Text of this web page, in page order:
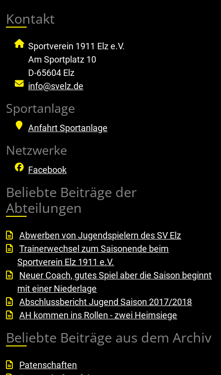
Kontakt
Sportverein 1911 Elz e.V.
Am Sportplatz 10
D-65604 Elz
info@svelz.de
Sportanlage
Anfahrt Sportanlage
Netzwerke
Facebook
Beliebte Beiträge der
Abteilungen
Abwerben von Jugendspielern des SV Elz
Trainerwechsel zum Saisonende beim
Sportverein Elz 1911 e.V.
Neuer Coach, gutes Spiel aber die Saison beginnt
mit einer Niederlage
Abschlussbericht Jugend Saison 2017/2018
AH kommen ins Rollen - zwei Heimsiege
Beliebte Beiträge aus dem Archiv
Patenschaften